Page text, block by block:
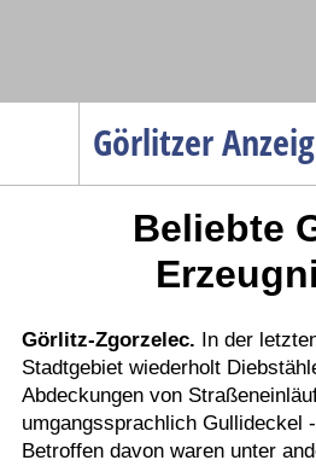
Görlitzer
Wirtschaft
Service
Gesundheit
Beliebte
Görlitz-Zgorzelec. In der
Stadtgebiet wiederholt
Abdeckungen von
umgangssprachlich Gullideckel
Betroffen davon waren unter